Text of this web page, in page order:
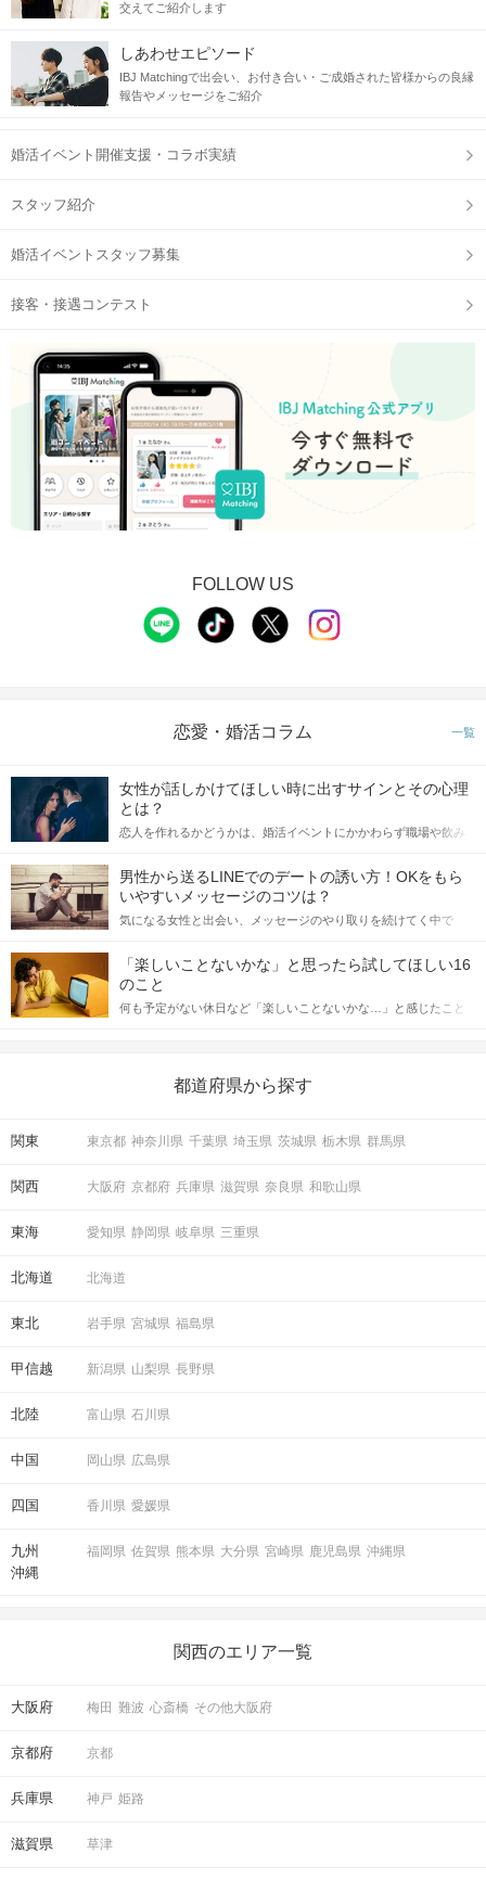
交えてご紹介します
しあわせエピソード
IBJ Matchingで出会い、お付き合い・ご成婚された皆様からの良縁
報告やメッセージをご紹介
婚活イベント開催支援・コラボ実績
スタッフ紹介
婚活イベントスタッフ募集
接客・接遇コンテスト
FOLLOW US
恋愛・婚活コラム 一覧
女性が話しかけてほしい時に出すサインとその心理
とは？
恋人を作れるかどうかは、婚活イベントにかかわらず職場や飲み
てアプローチできるかにも左右されます。 これから恋人作りを本
格的に始めようとしている方は、女性が異性を求めて出すサイン
をしっかりと理解し、正しい行動に移せるかどうかが重要。 この
記事では、女性が話しかけて欲しい時に出すサインとその心理を
合にどのような行動に繋げるべきかをご紹介していきます。
男性から送るLINEでのデートの誘い方！OKをもら
いやすいメッセージのコツは？
気になる女性と出会い、メッセージのやり取りを続けてく中で
しかし、中には「どう誘ったらいいの？」とお困りの男性もいら
っしゃるのではないでしょうか。 そこで今回は、男性から女性へ
送るLINEでのデートの誘い方のコツをご紹介します。例文も混じ
えながら解説するので、ぜひ参考にしてください。
「楽しいことないかな」と思ったら試してほしい16
のこと
何も予定がない休日など「楽しいことないかな…」と感じたこと
の楽しいことアイデアを集めました♪ いままさに楽しいことを探し
都道府県から探す
関東 東京都 神奈川県 千葉県 埼玉県 茨城県 栃木県 群馬県
関西 大阪府 京都府 兵庫県 滋賀県 奈良県 和歌山県
東海 愛知県 静岡県 岐阜県 三重県
北海道 北海道
東北 岩手県 宮城県 福島県
甲信越 新潟県 山梨県 長野県
北陸 富山県 石川県
中国 岡山県 広島県
四国 香川県 愛媛県
九州
沖縄
福岡県 佐賀県 熊本県 大分県 宮崎県 鹿児島県 沖縄県
関西のエリア一覧
大阪府 梅田 難波 心斎橋 その他大阪府
京都府 京都
兵庫県 神戸 姫路
滋賀県 草津